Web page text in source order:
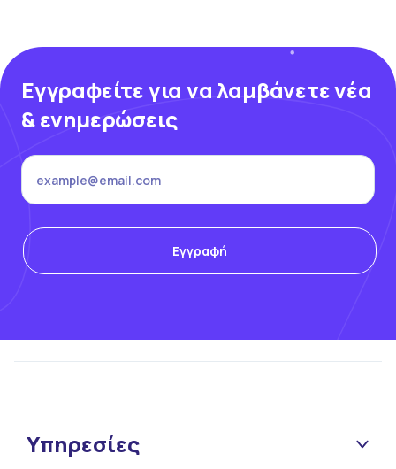
Εγγραφείτε για να λαμβάνετε νέα
& ενημερώσεις
Υπηρεσίες